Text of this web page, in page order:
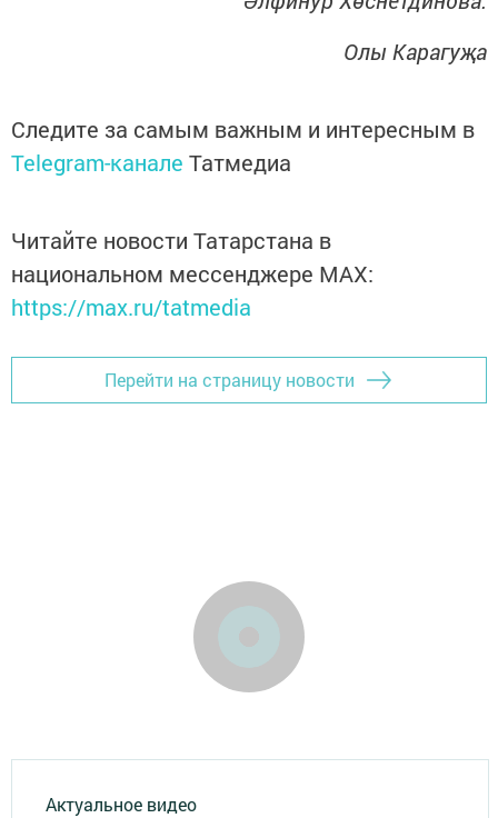
Олы Карагуҗа
Следите за самым важным и интересным в
Telegram-канале Татмедиа
Читайте новости Татарстана в
национальном мессенджере MАХ:
https://max.ru/tatmedia
Перейти на страницу новости
Актуальное видео